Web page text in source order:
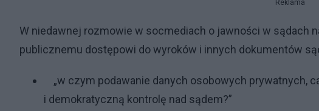
Reklama
W niedawnej rozmowie w socmediach o jawności w sądach
publicznemu dostępowi do wyroków i innych dokumentów
„w czym podawanie danych osobowych prywatnych,
i demokratyczną kontrolę nad sądem?”